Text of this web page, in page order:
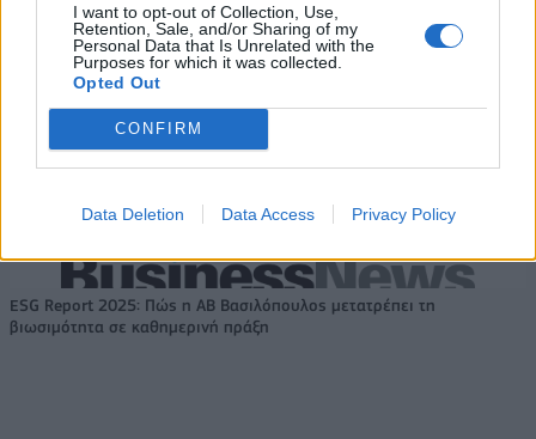
I want to opt-out of Collection, Use,
Retention, Sale, and/or Sharing of my
Personal Data that Is Unrelated with the
Purposes for which it was collected.
Opted Out
CONFIRM
Data Deletion Data Access Privacy Policy
VW: Η δύσκολη εξίσωση της
αναδιάρθρωσης
18η συνεχόμενη χρονιά για τον
πύλες του σε όλους
ESG Report 2025: Πώς η ΑΒ Βασιλόπουλος μετατρέπει τη
βιωσιμότητα σε καθημερινή πράξη